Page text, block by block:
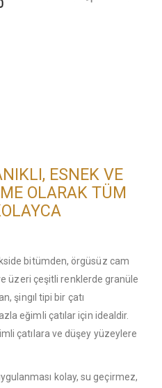
ESNEK VE
OLARAK TÜM
bitümden, örgüsüz cam
üzeri çeşitli renklerde granüle
şingıl tipi bir çatı
eğimli çatılar için idealdir.
çatılara ve düşey yüzeylere
kolay, su geçirmez,